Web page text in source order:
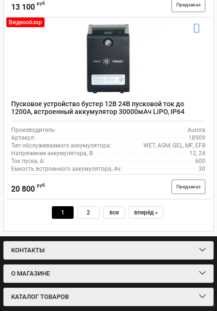
13 100 руб Предзаказ
Видеообзор
Пусковое устройство бустер 12В 24В пусковой ток до
1200А, встроенный аккумулятор 30000мАч LiPO, IP64
Aurora ATOM 30 18909
Производитель:
Aurora
Артикул:
18909
Тип обслуживаемого аккумулятора:
WET, AGM, GEL, MF, EFB
Напряжение аккумулятора, В:
12, 24
Ток пуска, А:
600
Емкость встроенного аккумулятора, Ач:
30
20 800 руб Предзаказ
1 2 все вперёд »
КОНТАКТЫ
О МАГАЗИНЕ
КАТАЛОГ ТОВАРОВ